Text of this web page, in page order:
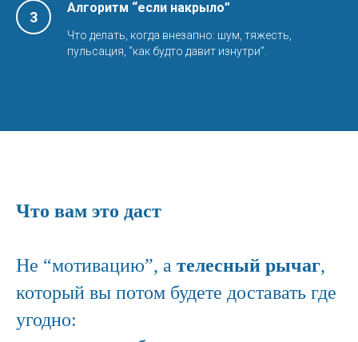
Алгоритм “если накрыло”
Что делать, когда внезапно: шум, тяжесть,
пульсация, “как будто давит изнутри”.
Что вам это даст
Не “мотивацию”, а телесный рычаг,
который вы потом будете доставать где
угодно: